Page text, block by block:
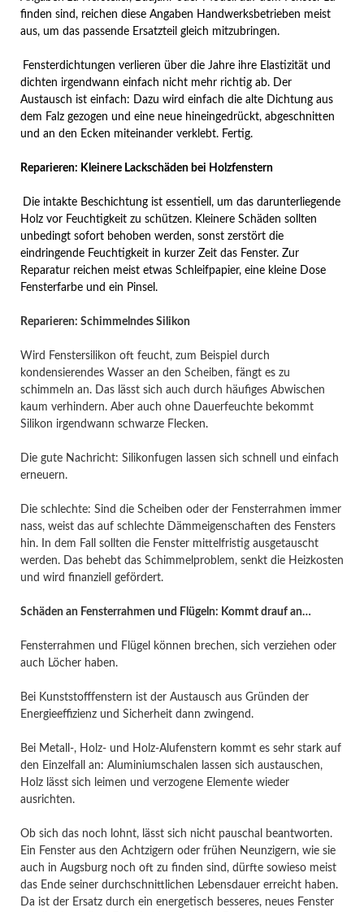
finden sind, reichen diese Angaben Handwerksbetrieben meist
aus, um das passende Ersatzteil gleich mitzubringen.
Fensterdichtungen verlieren über die Jahre ihre Elastizität und
dichten irgendwann einfach nicht mehr richtig ab. Der
Austausch ist einfach: Dazu wird einfach die alte Dichtung aus
dem Falz gezogen und eine neue hineingedrückt, abgeschnitten
und an den Ecken miteinander verklebt. Fertig.
Reparieren: Kleinere Lackschäden bei Holzfenstern
Die intakte Beschichtung ist essentiell, um das darunterliegende
Holz vor Feuchtigkeit zu schützen. Kleinere Schäden sollten
unbedingt sofort behoben werden, sonst zerstört die
eindringende Feuchtigkeit in kurzer Zeit das Fenster. Zur
Reparatur reichen meist etwas Schleifpapier, eine kleine Dose
Fensterfarbe und ein Pinsel.
Reparieren: Schimmelndes Silikon
Wird Fenstersilikon oft feucht, zum Beispiel durch
kondensierendes Wasser an den Scheiben, fängt es zu
schimmeln an. Das lässt sich auch durch häufiges Abwischen
kaum verhindern. Aber auch ohne Dauerfeuchte bekommt
Silikon irgendwann schwarze Flecken.
Die gute Nachricht: Silikonfugen lassen sich schnell und einfach
erneuern.
Die schlechte: Sind die Scheiben oder der Fensterrahmen immer
nass, weist das auf schlechte Dämmeigenschaften des Fensters
hin. In dem Fall sollten die Fenster mittelfristig ausgetauscht
werden. Das behebt das Schimmelproblem, senkt die Heizkosten
und wird finanziell gefördert.
Schäden an Fensterrahmen und Flügeln: Kommt drauf an…
Fensterrahmen und Flügel können brechen, sich verziehen oder
auch Löcher haben.
Bei Kunststofffenstern ist der Austausch aus Gründen der
Energieeffizienz und Sicherheit dann zwingend.
Bei Metall-, Holz- und Holz-Alufenstern kommt es sehr stark auf
den Einzelfall an: Aluminiumschalen lassen sich austauschen,
Holz lässt sich leimen und verzogene Elemente wieder
ausrichten.
Ob sich das noch lohnt, lässt sich nicht pauschal beantworten.
Ein Fenster aus den Achtzigern oder frühen Neunzigern, wie sie
auch in Augsburg noch oft zu finden sind, dürfte sowieso meist
das Ende seiner durchschnittlichen Lebensdauer erreicht haben.
Da ist der Ersatz durch ein energetisch besseres, neues Fenster